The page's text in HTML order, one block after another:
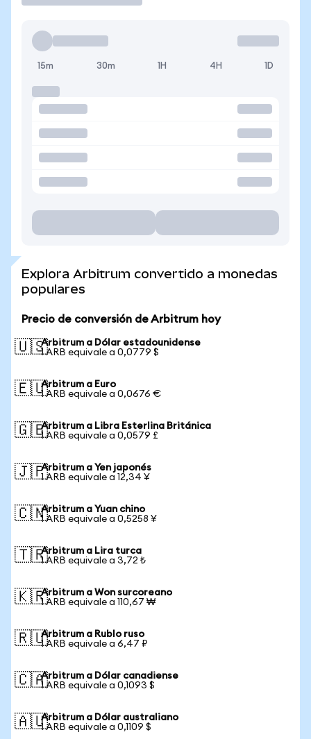
15m 30m 1H 4H 1D
Explora Arbitrum convertido a monedas
populares
Precio de conversión de Arbitrum hoy
🇺🇸Arbitrum a Dólar estadounidense
1 ARB equivale a 0,0779 $
🇪🇺Arbitrum a Euro
1 ARB equivale a 0,0676 €
🇬🇧Arbitrum a Libra Esterlina Británica
1 ARB equivale a 0,0579 £
🇯🇵Arbitrum a Yen japonés
1 ARB equivale a 12,34 ¥
🇨🇳Arbitrum a Yuan chino
1 ARB equivale a 0,5258 ¥
🇹🇷Arbitrum a Lira turca
1 ARB equivale a 3,72 ₺
🇰🇷Arbitrum a Won surcoreano
1 ARB equivale a 110,67 ₩
🇷🇺Arbitrum a Rublo ruso
1 ARB equivale a 6,47 ₽
🇨🇦Arbitrum a Dólar canadiense
1 ARB equivale a 0,1093 $
🇦🇺Arbitrum a Dólar australiano
1 ARB equivale a 0,1109 $